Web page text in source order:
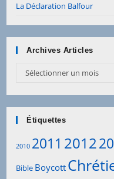
La Déclaration Balfour
Archives Articles
Archives
Sélectionner un mois
Étiquettes
2010 2011 2012
Bible Boycott